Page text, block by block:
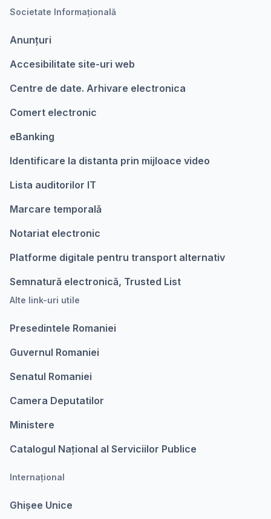
Societate Informațională
Anunțuri
Accesibilitate site-uri web
Centre de date. Arhivare electronica
Comert electronic
eBanking
Identificare la distanta prin mijloace video
Lista auditorilor IT
Marcare temporalǎ
Notariat electronic
Platforme digitale pentru transport alternativ
Semnatură electronică, Trusted List
Alte link-uri utile
Presedintele Romaniei
Guvernul Romaniei
Senatul Romaniei
Camera Deputatilor
Ministere
Catalogul Național al Serviciilor Publice
Internațional
Ghișee Unice